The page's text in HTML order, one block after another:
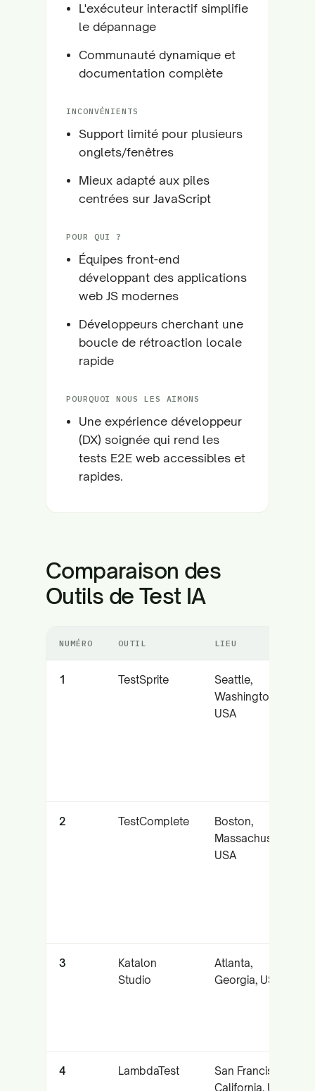
L'exécuteur interactif simplifie
le dépannage
Communauté dynamique et
documentation complète
INCONVÉNIENTS
Support limité pour plusieurs
onglets/fenêtres
Mieux adapté aux piles
centrées sur JavaScript
POUR QUI ?
Équipes front-end
développant des applications
web JS modernes
Développeurs cherchant une
boucle de rétroaction locale
rapide
POURQUOI NOUS LES AIMONS
Une expérience développeur
(DX) soignée qui rend les
tests E2E web accessibles et
rapides.
Comparaison des
Outils de Test IA
NUMÉRO OUTIL LIEU
1 TestSprite
Seattle,
Washington,
USA
2 TestComplete
Boston,
Massachusetts,
USA
3
Katalon
Studio
Atlanta,
Georgia, USA
4 LambdaTest
San Francisco,
California, USA